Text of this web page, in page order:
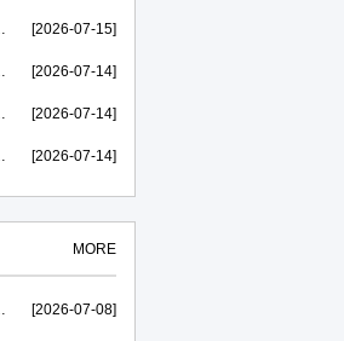
[2026-07-15]
[2026-07-14]
[2026-07-14]
[2026-07-14]
MORE
[2026-07-08]